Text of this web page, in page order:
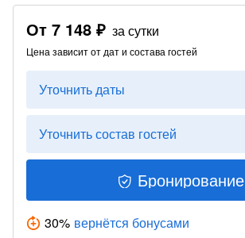
От 7 148 ₽ за сутки
Цена зависит от дат и состава гостей
Уточнить даты
Уточнить состав гостей
Бронирование
30% вернётся бонусами